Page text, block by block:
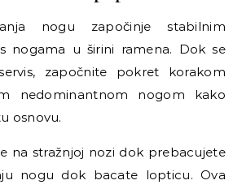
nogu započinje stabilnim
nogama u širini ramena. Dok se
započnite pokret korakom
nedominantnom nogom kako
osnovu.
na stražnjoj nozi dok prebacujete
nogu dok bacate lopticu. Ova